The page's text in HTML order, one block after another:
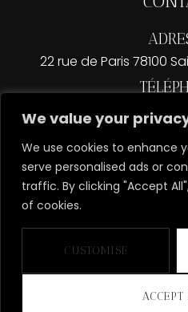
We value your
We use cookies to enhance
serve personalised ads or
traffic. By clicking "Accept
of cookies.
CUSTOMISE
22 rue de Paris 78100
06 52 62 36 61 | 01 86
Copyright © 2026 L’Atelier
Développé par Big
CGV